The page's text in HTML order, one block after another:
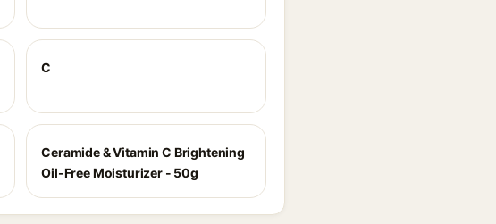
C
Ceramide & Vitamin C Brightening
Oil-Free Moisturizer - 50g